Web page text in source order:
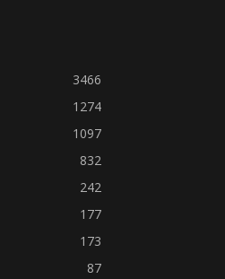
3466
1274
1097
832
242
177
173
87